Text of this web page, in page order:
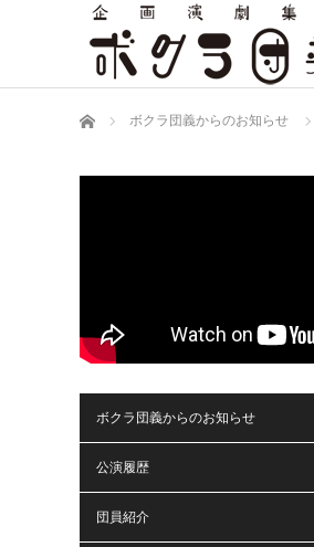
ホーム ボクラ団義からのお知らせ
ボクラ団義からのお知らせ
公演履歴
団員紹介